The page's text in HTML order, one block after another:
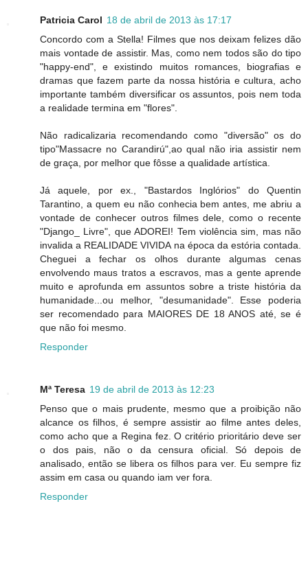
Patricia Carol 18 de abril de 2013 às 17:17
Concordo com a Stella! Filmes que nos deixam felizes dão
mais vontade de assistir. Mas, como nem todos são do tipo
"happy-end", e existindo muitos romances, biografias e
dramas que fazem parte da nossa história e cultura, acho
importante também diversificar os assuntos, pois nem toda
a realidade termina em "flores".
Não radicalizaria recomendando como "diversão" os do
tipo"Massacre no Carandirú",ao qual não iria assistir nem
de graça, por melhor que fôsse a qualidade artística.
Já aquele, por ex., "Bastardos Inglórios" do Quentin
Tarantino, a quem eu não conhecia bem antes, me abriu a
vontade de conhecer outros filmes dele, como o recente
"Django_ Livre", que ADOREI! Tem violência sim, mas não
invalida a REALIDADE VIVIDA na época da estória contada.
Cheguei a fechar os olhos durante algumas cenas
envolvendo maus tratos a escravos, mas a gente aprende
muito e aprofunda em assuntos sobre a triste história da
humanidade...ou melhor, "desumanidade". Esse poderia
ser recomendado para MAIORES DE 18 ANOS até, se é
que não foi mesmo.
Responder
Mª Teresa 19 de abril de 2013 às 12:23
Penso que o mais prudente, mesmo que a proibição não
alcance os filhos, é sempre assistir ao filme antes deles,
como acho que a Regina fez. O critério prioritário deve ser
o dos pais, não o da censura oficial. Só depois de
analisado, então se libera os filhos para ver. Eu sempre fiz
assim em casa ou quando iam ver fora.
Responder